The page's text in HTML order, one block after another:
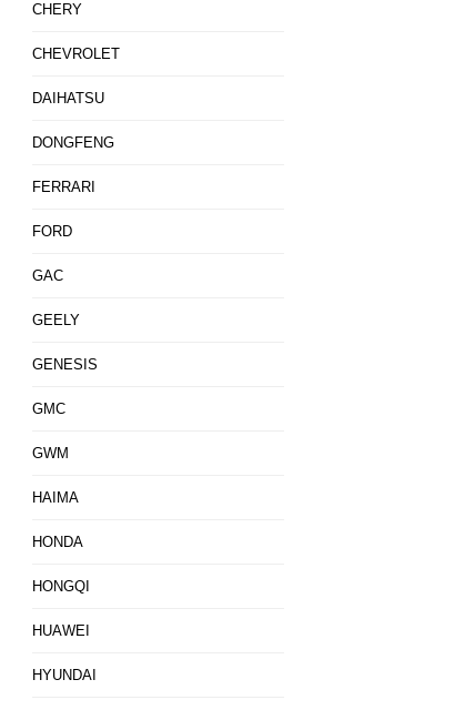
CHERY
CHEVROLET
DAIHATSU
DONGFENG
FERRARI
FORD
GAC
GEELY
GENESIS
GMC
GWM
HAIMA
HONDA
HONGQI
HUAWEI
HYUNDAI